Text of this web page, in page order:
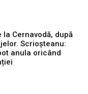
Cernavodă, după
Scrioșteanu:
anula oricând